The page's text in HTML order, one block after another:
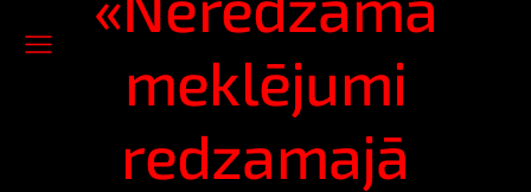
meklējumi
redzamajā